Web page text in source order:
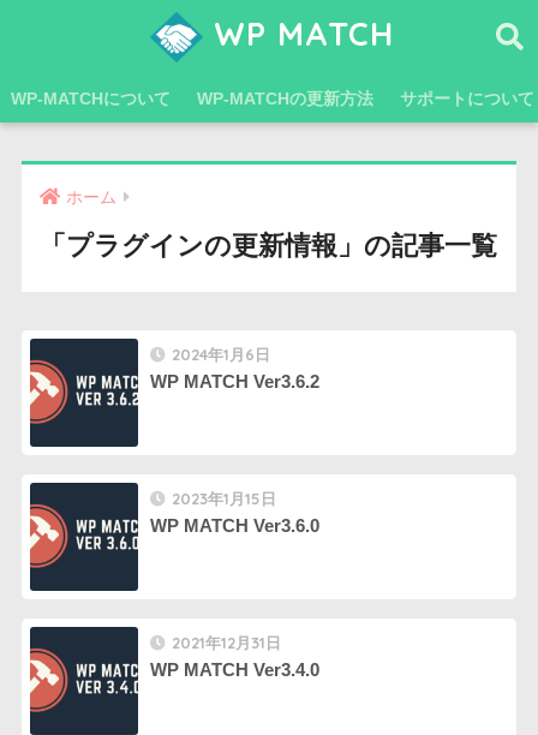
WP MATCH
WP-MATCHについて WP-MATCHの更新方法 サポートについて
ホーム
「プラグインの更新情報」の記事一覧
2024年1月6日
WP MATCH Ver3.6.2
2023年1月15日
WP MATCH Ver3.6.0
2021年12月31日
WP MATCH Ver3.4.0